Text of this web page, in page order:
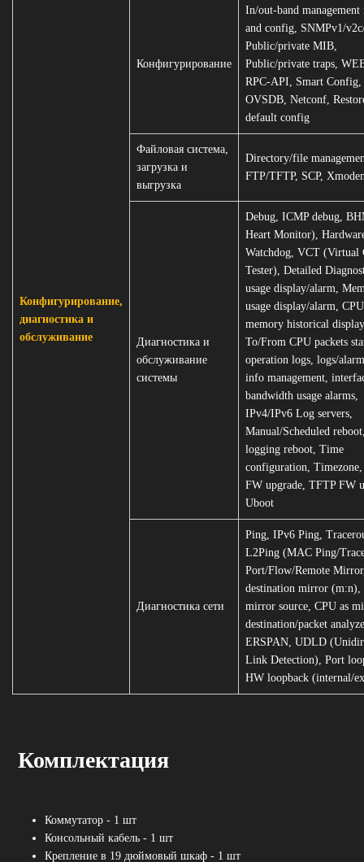
Конфигурирование,
диагностика и
обслуживание
Конфигурирование
In/out-band management
and config, SNMPv1/
Public/private MIB,
Public/private traps,
RPC-API, Smart Config,
OVSDB, Netconf,
default config
Файловая система,
загрузка и
выгрузка
Directory/file
FTP/TFTP, SCP,
Диагностика и
обслуживание
системы
Debug, ICMP debug,
Heart Monitor),
Watchdog, VCT (Virtual
Tester), Detailed
usage display/alarm,
usage display/alarm,
memory historical
To/From CPU packets
operation logs, logs/
info management,
bandwidth usage alarms,
IPv4/IPv6 Log servers,
Manual/Scheduled
logging reboot, Time
configuration,
FW upgrade, TFTP FW
Uboot
Диагностика сети
Ping, IPv6 Ping,
L2Ping (MAC Ping/
Port/Flow/Remote
destination mirror (m:n),
mirror source, CPU as
destination/packet
ERSPAN, UDLD
Link Detection), Port
HW loopback (internal/
Комплектация
Коммутатор - 1 шт
Консольный кабель - 1 шт
Крепление в 19 дюймовый шкаф - 1 шт